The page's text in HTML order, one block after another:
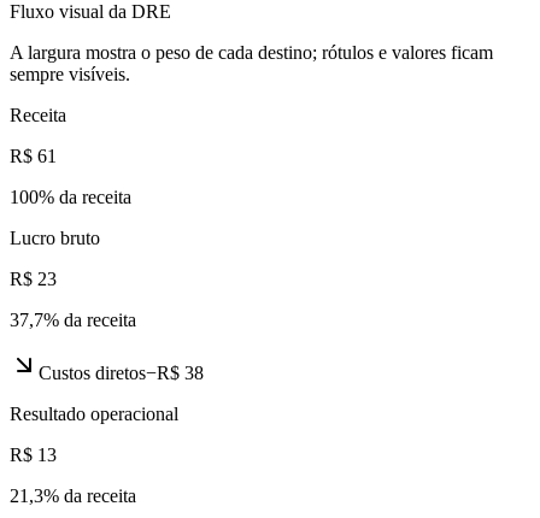
Fluxo visual da DRE
A largura mostra o peso de cada destino; rótulos e valores ficam
sempre visíveis.
Receita
R$ 61
100% da receita
Lucro bruto
R$ 23
37,7% da receita
Custos diretos−R$ 38
Resultado operacional
R$ 13
21,3% da receita